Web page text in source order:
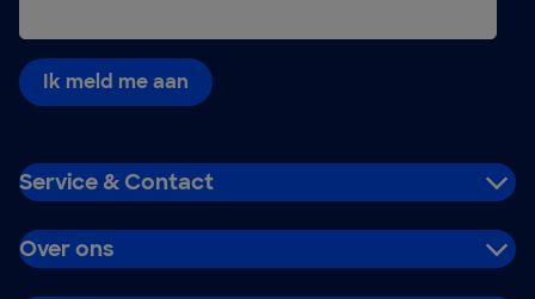
Ik meld me aan
Service & Contact
Over ons